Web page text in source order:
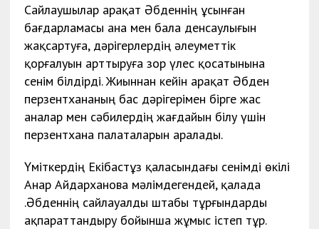
Сайлаушылар Қарақат Әбденнің ұсынған
бағдарламасы ана мен бала денсаулығын
жақсартуға, дәрігерлердің әлеуметтік
қорғалуын арттыруға зор үлес қосатынына
сенім білдірді. Жиыннан кейін Қарақат Әбден
перзентхананың бас дәрігерімен бірге жас
аналар мен сәбилердің жағдайын білу үшін
перзентхана палаталарын аралады.
Үміткердің Екібастұз қаласындағы сенімді өкілі
Анар Айдарханова мәлімдегендей, қалада
Қ.Әбденнің сайлауалды штабы тұрғындарды
ақпараттандыру бойынша жұмыс істеп тұр.